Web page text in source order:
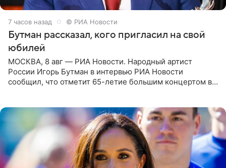
7 часов назад © РИА Новости
Бутман рассказал, кого пригласил на свой
юбилей
МОСКВА, 8 авг — РИА Новости. Народный артист
России Игорь Бутман в интервью РИА Новости
сообщил, что отметит 65-летие большим концертом в